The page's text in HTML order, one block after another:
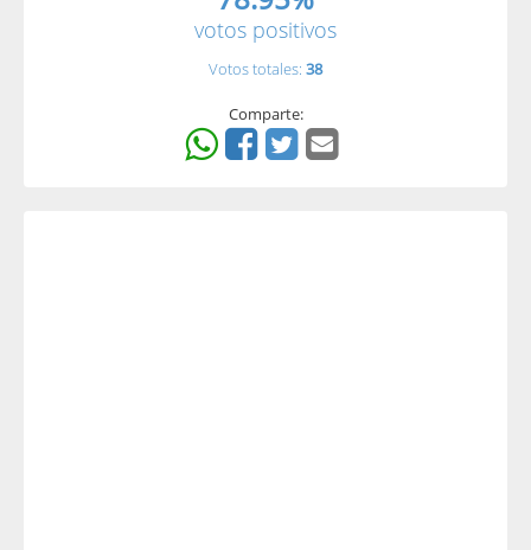
votos positivos
Votos totales: 38
Comparte: